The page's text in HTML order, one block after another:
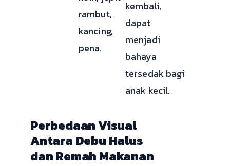
rambut,
kancing,
pena.
kembali,
dapat
menjadi
bahaya
tersedak bagi
anak kecil.
Perbedaan Visual
Antara Debu Halus
dan Remah Makanan